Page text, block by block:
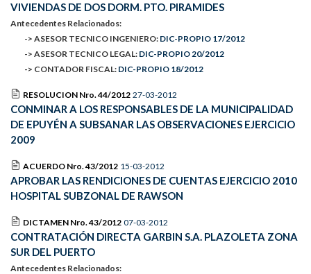
VIVIENDAS DE DOS DORM. PTO. PIRAMIDES
Antecedentes Relacionados:
-> ASESOR TECNICO INGENIERO: DIC-PROPIO 17/2012
-> ASESOR TECNICO LEGAL: DIC-PROPIO 20/2012
-> CONTADOR FISCAL: DIC-PROPIO 18/2012
RESOLUCION Nro. 44/2012 27-03-2012
CONMINAR A LOS RESPONSABLES DE LA MUNICIPALIDAD
DE EPUYÉN A SUBSANAR LAS OBSERVACIONES EJERCICIO
2009
ACUERDO Nro. 43/2012 15-03-2012
APROBAR LAS RENDICIONES DE CUENTAS EJERCICIO 2010
HOSPITAL SUBZONAL DE RAWSON
DICTAMEN Nro. 43/2012 07-03-2012
CONTRATACIÓN DIRECTA GARBIN S.A. PLAZOLETA ZONA
SUR DEL PUERTO
Antecedentes Relacionados: